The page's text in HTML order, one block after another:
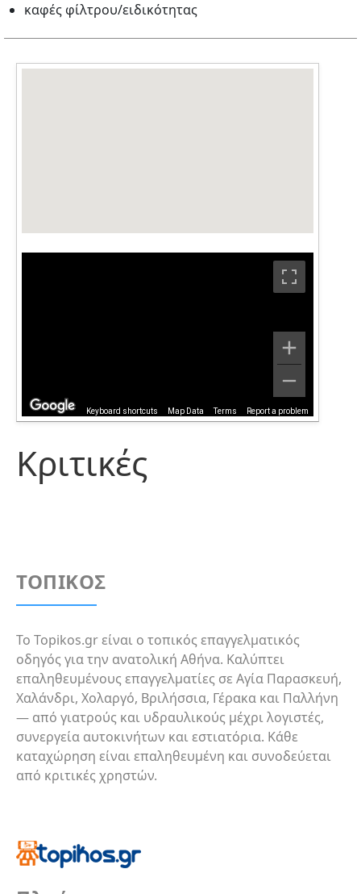
καφές φίλτρου/ειδικότητας
Keyboard shortcuts Map Data Terms Report a problem
Κριτικές
ΤΟΠΙΚΟΣ
Το Topikos.gr είναι ο τοπικός επαγγελματικός
οδηγός για την ανατολική Αθήνα. Καλύπτει
επαληθευμένους επαγγελματίες σε Αγία Παρασκευή,
Χαλάνδρι, Χολαργό, Βριλήσσια, Γέρακα και Παλλήνη
— από γιατρούς και υδραυλικούς μέχρι λογιστές,
συνεργεία αυτοκινήτων και εστιατόρια. Κάθε
καταχώρηση είναι επαληθευμένη και συνοδεύεται
από κριτικές χρηστών.